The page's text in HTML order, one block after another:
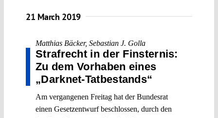
21 March 2019
Matthias Bäcker, Sebastian J. Golla
Strafrecht in der Finsternis:
Zu dem Vorhaben eines
„Darknet-Tatbestands“
Am vergangenen Freitag hat der Bundesrat
einen Gesetzentwurf beschlossen, durch den